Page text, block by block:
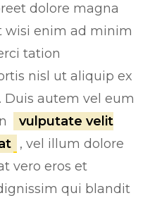
s
l
c
n
dolore magna
wisi enim ad minim
tation
nisl ut aliquip ex
Duis autem vel eum
vulputate velit
, vel illum dolore
vero eros et
qui blandit